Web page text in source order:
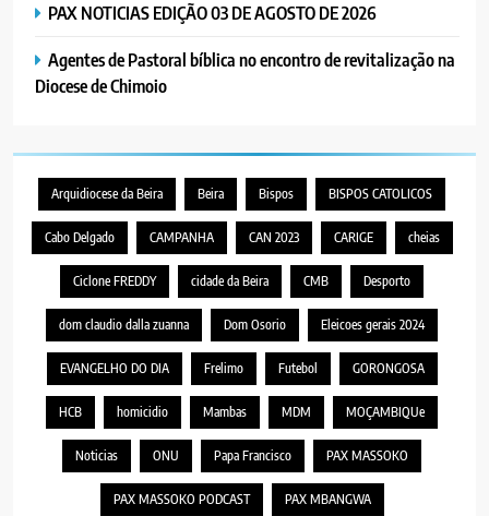
PAX NOTICIAS EDIÇÃO 03 DE AGOSTO DE 2026
Agentes de Pastoral bíblica no encontro de revitalização na
Diocese de Chimoio
Arquidiocese da Beira Beira Bispos BISPOS CATOLICOS
Cabo Delgado CAMPANHA CAN 2023 CARIGE cheias
Ciclone FREDDY cidade da Beira CMB Desporto
dom claudio dalla zuanna Dom Osorio Eleicoes gerais 2024
EVANGELHO DO DIA Frelimo Futebol GORONGOSA
HCB homicidio Mambas MDM MOÇAMBIQUe
Noticias ONU Papa Francisco PAX MASSOKO
PAX MASSOKO PODCAST PAX MBANGWA